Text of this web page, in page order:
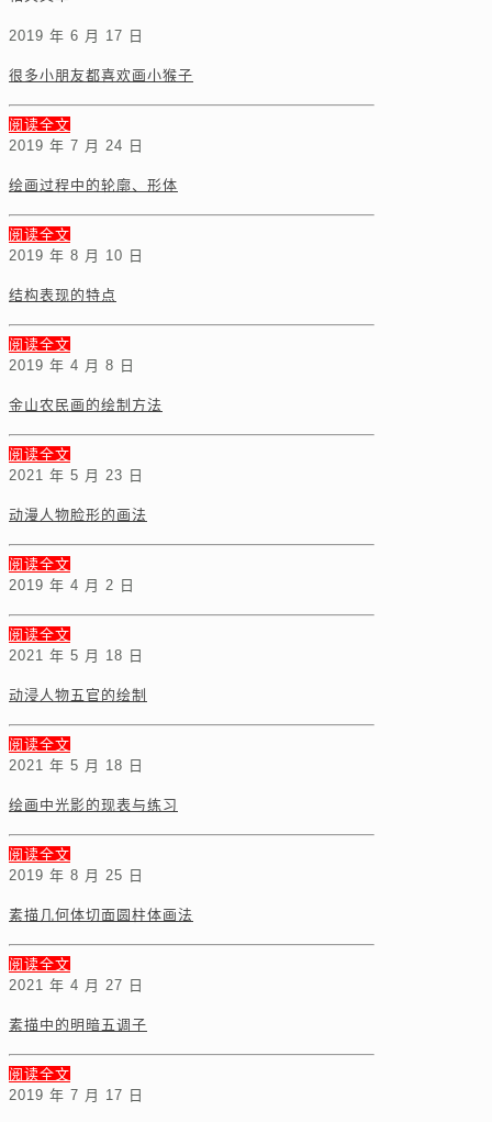
2019 年 6 月 17 日
很多小朋友都喜欢画小猴子
阅读全文
2019 年 7 月 24 日
绘画过程中的轮廓、形体
阅读全文
2019 年 8 月 10 日
结构表现的特点
阅读全文
2019 年 4 月 8 日
金山农民画的绘制方法
阅读全文
2021 年 5 月 23 日
动漫人物脸形的画法
阅读全文
2019 年 4 月 2 日
阅读全文
2021 年 5 月 18 日
动浸人物五官的绘制
阅读全文
2021 年 5 月 18 日
绘画中光影的现表与练习
阅读全文
2019 年 8 月 25 日
素描几何体切面圆柱体画法
阅读全文
2021 年 4 月 27 日
素描中的明暗五调子
阅读全文
2019 年 7 月 17 日